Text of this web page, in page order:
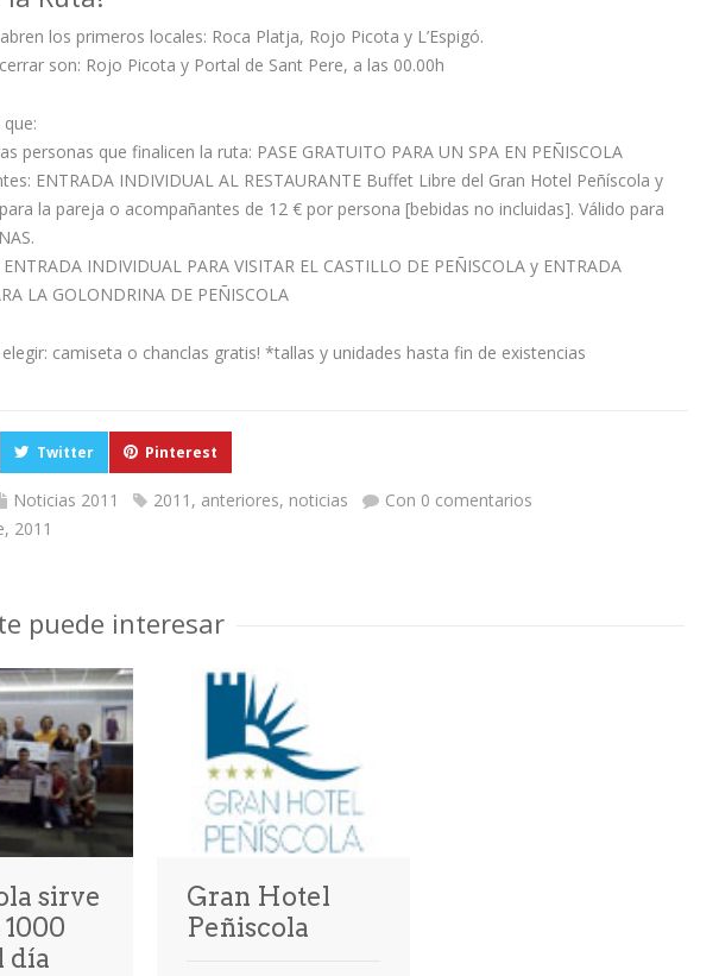
los primeros locales: Roca Platja, Rojo Picota y L’Espigó.
son: Rojo Picota y Portal de Sant Pere, a las 00.00h
personas que finalicen la ruta: PASE GRATUITO PARA UN SPA EN PEÑISCOLA
ENTRADA INDIVIDUAL AL RESTAURANTE Buffet Libre del Gran Hotel Peñíscola y
la pareja o acompañantes de 12 € por persona [bebidas no incluidas]. Válido para
INDIVIDUAL PARA VISITAR EL CASTILLO DE PEÑISCOLA y ENTRADA
LA GOLONDRINA DE PEÑISCOLA
camiseta o chanclas gratis! *tallas y unidades hasta fin de existencias
Twitter Pinterest
Noticias 2011 2011 , anteriores, noticias
Con 0 comentarios
2011
puede interesar
sirve
día
Gran Hotel
Peñiscola